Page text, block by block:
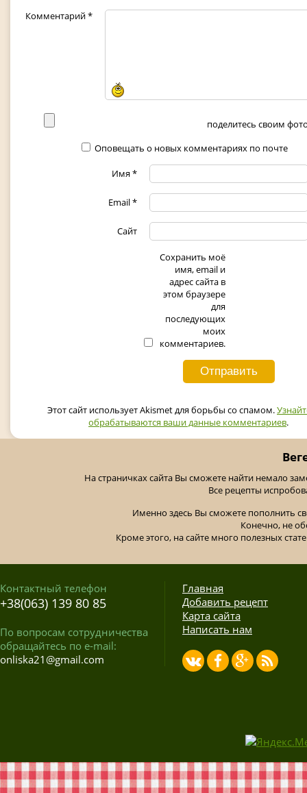
Комментарий*
поделитесь своим
Оповещать о новых комментариях по почте
Имя*
Email*
Сайт
Сохранить моё
имя, email и
адрес сайта в
этом браузере
для
последующих
моих
комментариев.
Этот сайт использует Akismet для борьбы со спамом.
обрабатываются ваши данные комментариев.
На страничках сайта Вы сможете найти немало
Все рецепты
Именно здесь Вы сможете пополнить
Конечно, не
Кроме этого, на сайте много полезных
Контактный телефон
+38(063) 139 80 85
По вопросам сотрудничества
обращайтесь по e-mail:
onliska21@gmail.com
Главная
Добавить рецепт
Карта сайта
Написать нам